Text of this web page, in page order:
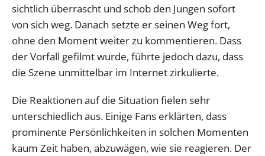
sichtlich überrascht und schob den Jungen sofort
von sich weg. Danach setzte er seinen Weg fort,
ohne den Moment weiter zu kommentieren. Dass
der Vorfall gefilmt wurde, führte jedoch dazu, dass
die Szene unmittelbar im Internet zirkulierte.
Die Reaktionen auf die Situation fielen sehr
unterschiedlich aus. Einige Fans erklärten, dass
prominente Persönlichkeiten in solchen Momenten
kaum Zeit haben, abzuwägen, wie sie reagieren. Der